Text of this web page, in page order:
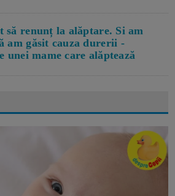
să renunț la alăptare. Si am
am găsit cauza durerii -
unei mame care alăptează